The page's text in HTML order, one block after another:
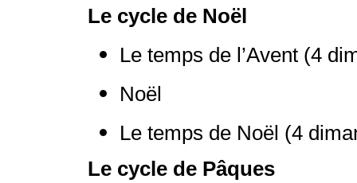
Le cycle de Noël
Le temps de l’Avent (4
Noël
Le temps de Noël (4
Le cycle de Pâques